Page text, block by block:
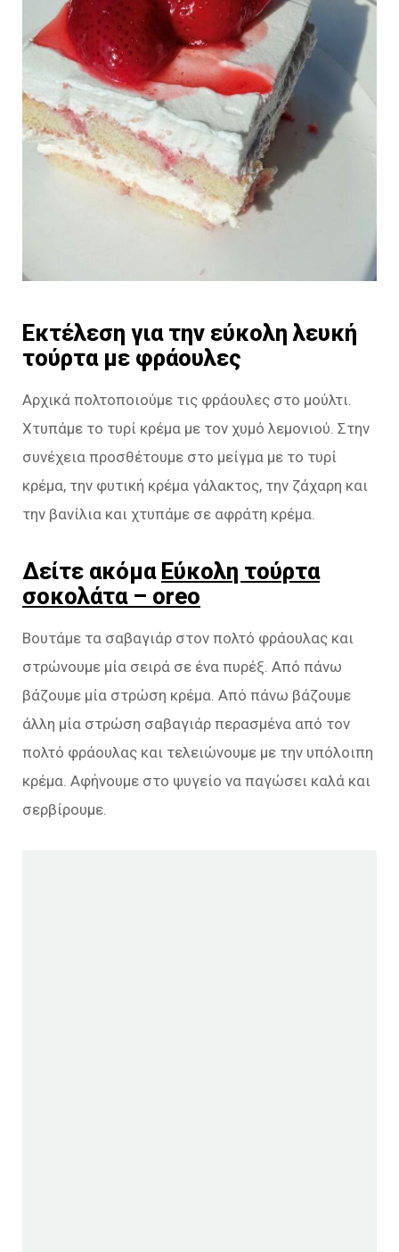
Εκτέλεση για την εύκολη λευκή
τούρτα με φράουλες
Αρχικά πολτοποιούμε τις φράουλες στο μούλτι.
Χτυπάμε το τυρί κρέμα με τον χυμό λεμονιού. Στην
συνέχεια προσθέτουμε στο μείγμα με το τυρί
κρέμα, την φυτική κρέμα γάλακτος, την ζάχαρη και
την βανίλια και χτυπάμε σε αφράτη κρέμα.
Δείτε ακόμα Εύκολη τούρτα
σοκολάτα – oreo
Βουτάμε τα σαβαγιάρ στον πολτό φράουλας και
στρώνουμε μία σειρά σε ένα πυρέξ. Από πάνω
βάζουμε μία στρώση κρέμα. Από πάνω βάζουμε
άλλη μία στρώση σαβαγιάρ περασμένα από τον
πολτό φράουλας και τελειώνουμε με την υπόλοιπη
κρέμα. Αφήνουμε στο ψυγείο να παγώσει καλά και
σερβίρουμε.